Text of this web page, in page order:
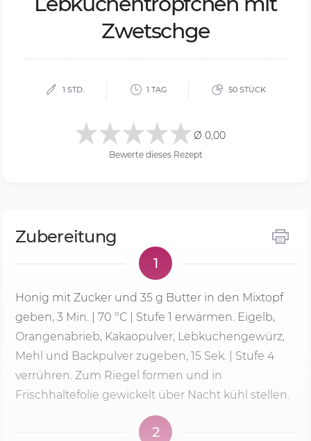
Zwetsch­ge
1 STD. 1 TAG 50 STÜCK
Ø 0,00
Bewerte dieses Rezept
Zubereitung
1
Honig mit Zucker und 35 g Butter in den Mixtopf
geben, 3 Min. 70 °C Stufe 1 erwärmen. Eigelb,
Orangenabrieb, Kakaopulver, Lebkuchengewürz,
Mehl und Backpulver zugeben, 15 Sek.
| Stufe 4
verrühren. Zum Riegel formen und in
Frischhaltefolie gewickelt über Nacht kühl stellen.
2